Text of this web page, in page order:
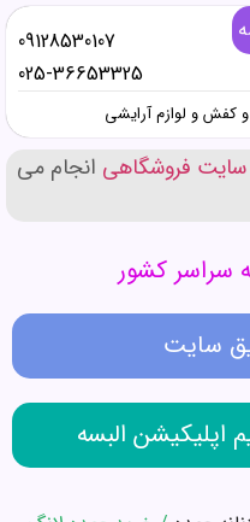
025-36653325
09128530107
کفش و لوازم آرایشی
سایت فروشگاهی انجام می
سراسر کشور
سایت
اپلیکیشن البسه